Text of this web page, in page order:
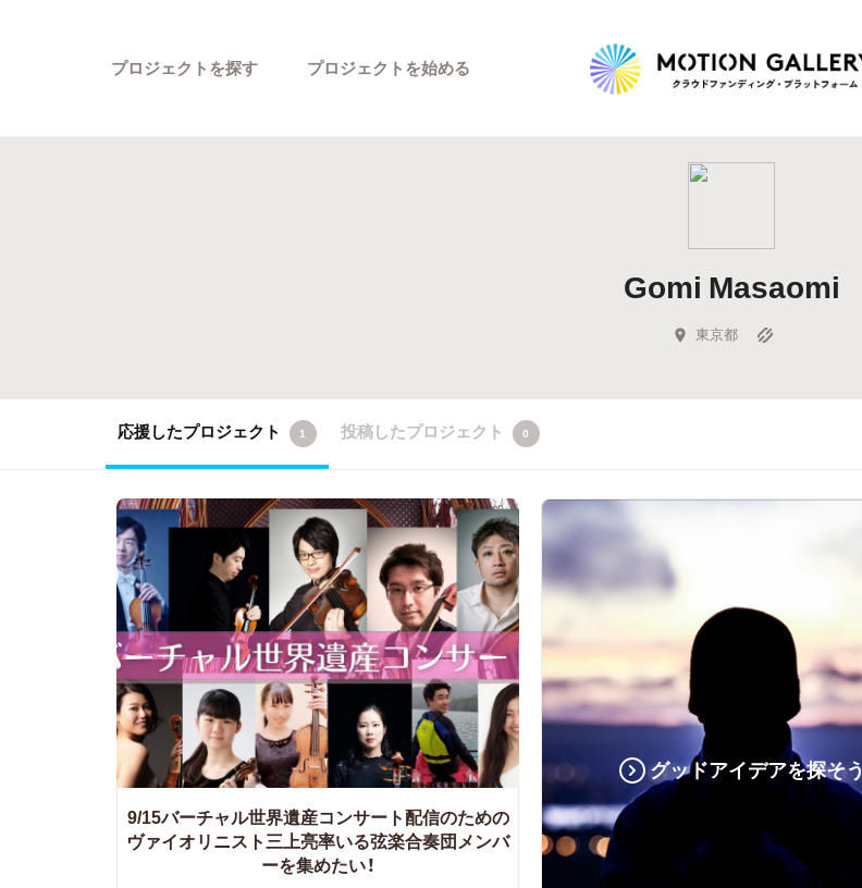
プロジェクトを探す
Highlight
Feature
キュレーターから探す
プロジェクトを始める
Gomi Masaomi
東京都
応援したプロジェクト 1 投稿したプロジェクト 0
9/15バーチャル世界遺産コンサート配信のための
ヴァイオリニスト三上亮率いる弦楽合奏団メンバ
ーを集めたい！
グッドアイデアを探そう